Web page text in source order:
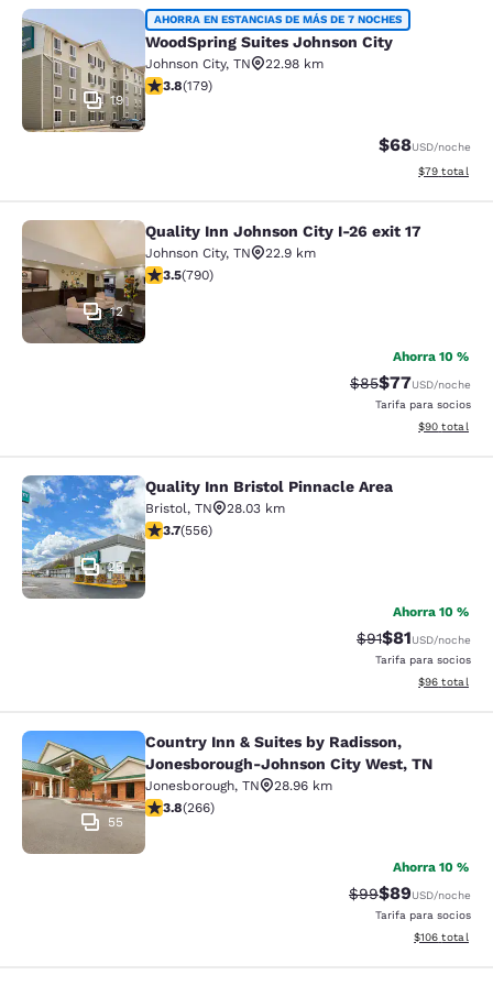
WoodSpring Suites Johnson City
19
AHORRA EN ESTANCIAS DE MÁS DE 7 NOCHES
WoodSpring Suites Johnson City
Johnson City, TN
22.98 km
Calificación de 3.79 estrellas. Bueno. 179 reseñas
3.8(179)
$68USD/noche
Ver detalles
$79 total
Quality Inn Johnson City I-26 exit 17
12
Quality Inn Johnson City I-26 exit 17
Johnson City, TN
22.9 km
Calificación de 3.53 estrellas. Bueno. 790 reseñas
3.5(790)
Ahorra 10 %
Tarifa tachada:
$85Tarifa
$77USD/noche
Tarifa para socios
Ver detalles
$90 total
Quality Inn Bristol Pinnacle Area
25
Quality Inn Bristol Pinnacle Area
Bristol, TN
28.03 km
Calificación de 3.71 estrellas. Bueno. 556 reseñas
3.7(556)
Ahorra 10 %
Tarifa tachada:
$91Tarifa
$81USD/noche
Tarifa para socios
Ver detalles
$96 total
Country Inn & Suites by Radisson,
55
Country Inn & Suites by Radisson,
Jonesborough-Johnson City West, TN
Jonesborough, TN
28.96 km
Calificación de 3.75 estrellas. Bueno. 266 reseñas
3.8(266)
Ahorra 10 %
Tarifa tachada:
$99Tarifa
$89USD/noche
Tarifa para socios
Ver detalles
$106 total